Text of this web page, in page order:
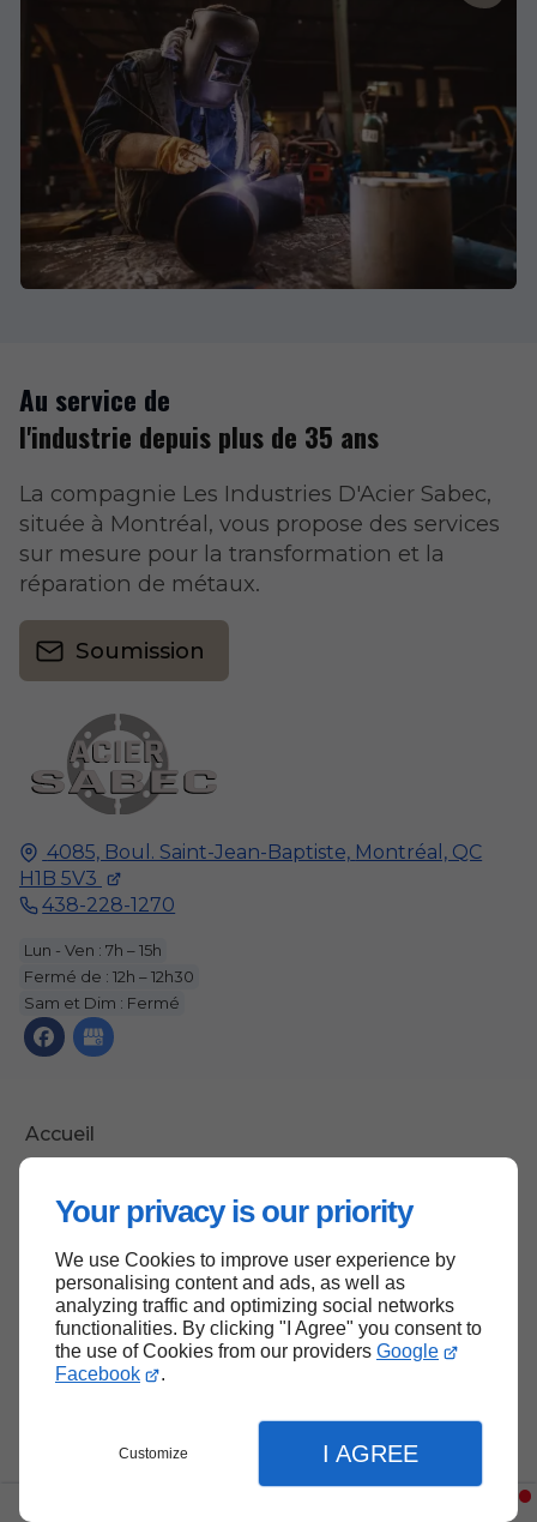
Your privacy is our priority
We use Cookies to improve user experience by
personalising content and ads, as well as
analyzing traffic and optimizing social networks
functionalities. By clicking "I Agree" you consent to
the use of Cookies from our providers Google
Facebook
.
Customize I AGREE
4085, Boul. Saint-Jean-Baptiste, Montréal, QC
H1B 5V3
438-228-1270
Lun - Ven : 7h – 15h
Fermé de : 12h – 12h30
Sam et Dim : Fermé
Accueil
Politique de confidentialité
Plan du site
Au service de
l'industrie depuis plus de 35 ans
La compagnie Les Industries D'Acier Sabec,
située à Montréal, vous propose des services
sur mesure pour la transformation et la
réparation de métaux.
Soumission
Haut de page